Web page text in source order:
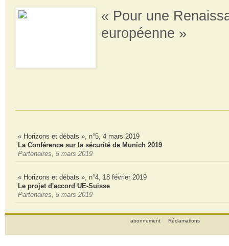
« Pour une
européenne »
« Horizons et débats », n°5, 4 mars 2019
La Conférence sur la sécurité de Munich 2019
Partenaires, 5 mars 2019
« Horizons et débats », n°4, 18 février 2019
Le projet d'accord UE-Suisse
Partenaires, 5 mars 2019
abonnement Réclamations